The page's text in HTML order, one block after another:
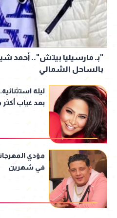
"بـ مارسيليا بيتش".. أحمد
بالساحل الشمالي
ليلة
بعد غياب
في شهرين